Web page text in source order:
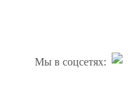
Мы в соцсетях: